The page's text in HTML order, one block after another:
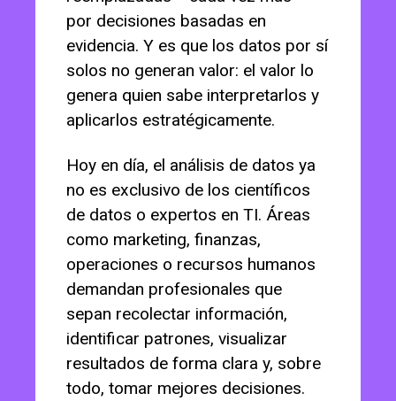
por decisiones basadas en
evidencia. Y es que los datos por sí
solos no generan valor: el valor lo
genera quien sabe interpretarlos y
aplicarlos estratégicamente.
Hoy en día, el análisis de datos ya
no es exclusivo de los científicos
de datos o expertos en TI. Áreas
como marketing, finanzas,
operaciones o recursos humanos
demandan profesionales que
sepan recolectar información,
identificar patrones, visualizar
resultados de forma clara y, sobre
todo, tomar mejores decisiones.